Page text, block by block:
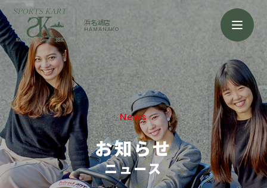
浜名湖店
HAMANAKO
News
お知らせ
ニュース